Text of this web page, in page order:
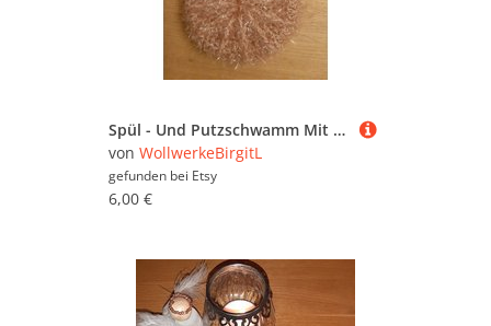
Spül - Und Putzschwamm Mit Schlaufe
von WollwerkeBirgitL
gefunden bei Etsy
6,00 €